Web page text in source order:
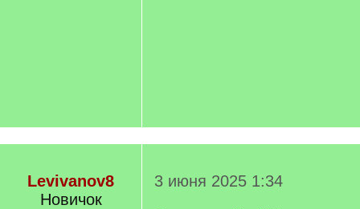
Levivanov8
Новичок
3 июня 2025 1:34